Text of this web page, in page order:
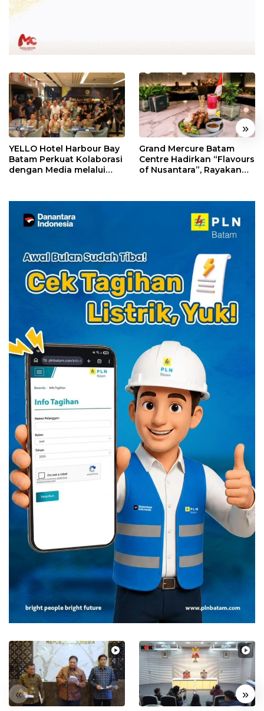
« »
YELLO Hotel Harbour Bay
Batam Perkuat Kolaborasi
dengan Media melalui
Grand Mercure Batam
Centre Hadirkan “Flavours
of Nusantara”, Rayakan
« »